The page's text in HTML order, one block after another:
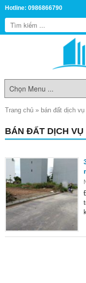
Hotline: 0986866790
Trang chủ » bán đất dịch
BÁN ĐẤT DỊCH VỤ